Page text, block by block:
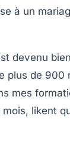
à un
devenu
plus de
mes
likent